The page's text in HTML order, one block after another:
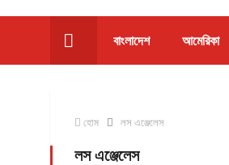
বাংলাদেশ আমেরিকা
হোম লস এঞ্জেলেস
লস এঞ্জেলেস